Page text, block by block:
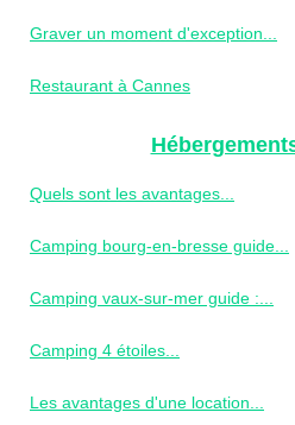
Graver un moment d'exception...
Restaurant à Cannes
Quels sont les avantages...
Camping bourg-en-bresse guide...
Camping vaux-sur-mer guide :...
Camping 4 étoiles...
Les avantages d'une location...